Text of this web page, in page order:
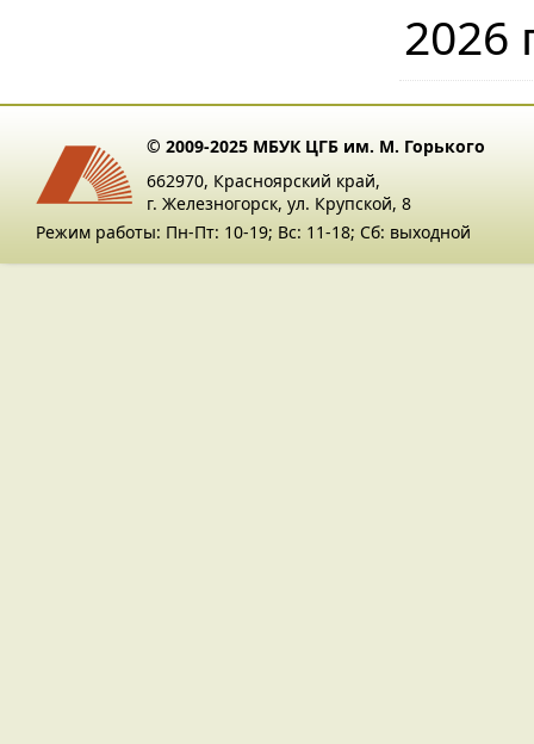
2026
© 2009-2025 МБУК ЦГБ им. М. Горького
662970, Красноярский край,
г. Железногорск, ул. Крупской, 8
Режим работы: Пн-Пт: 10-19; Вс: 11-18; Сб: выходной